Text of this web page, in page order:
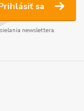
sa
newslettera.